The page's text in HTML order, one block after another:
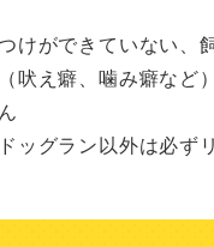
けができていない、
吠え癖、噛み癖など
ッグラン以外は必ず